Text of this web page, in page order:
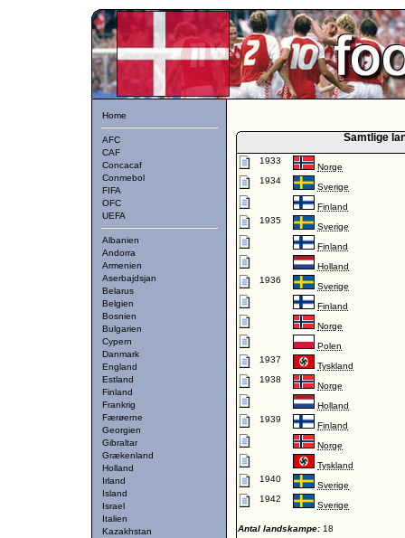
Home
AFC
CAF
Concacaf
Conmebol
FIFA
OFC
UEFA
Albanien
Andorra
Armenien
Aserbajdsjan
Belarus
Belgien
Bosnien
Bulgarien
Cypern
Danmark
England
Estland
Finland
Frankrig
Færøerne
Georgien
Gibraltar
Grækenland
Holland
Irland
Island
Israel
Italien
Kazakhstan
Samtlige
1933
Norge
1934
Sverige
Finland
1935
Sverige
Finland
Holland
1936
Sverige
Finland
Norge
Polen
1937
Tyskland
1938
Norge
Holland
1939
Finland
Norge
Tyskland
1940
Sverige
1942
Sverige
Antal landskampe: 18